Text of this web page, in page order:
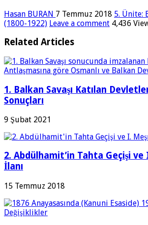
Hasan BURAN 7 Temmuz 2018 5. Ünite:
(1800-1922) Leave a comment 4,436
Related Articles
1. Balkan Savaşı Katılan
Sonuçları
9 Şubat 2021
2. Abdülhamit’in Tahta Geçişi
İlanı
15 Temmuz 2018